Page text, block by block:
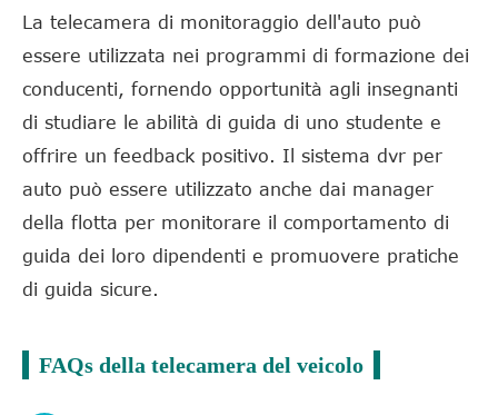
La telecamera di monitoraggio dell'auto può
essere utilizzata nei programmi di formazione dei
conducenti, fornendo opportunità agli insegnanti
di studiare le abilità di guida di uno studente e
offrire un feedback positivo. Il sistema dvr per
auto può essere utilizzato anche dai manager
della flotta per monitorare il comportamento di
guida dei loro dipendenti e promuovere pratiche
di guida sicure.
FAQs della telecamera del veicolo